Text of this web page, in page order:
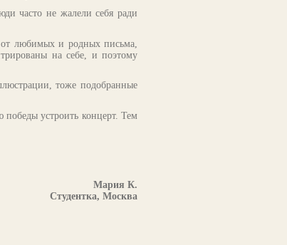
часто не жалели себя ради
от любимых и родных письма,
на себе, и поэтому
тоже подобранные
устроить концерт. Тем
Мария К.
Студентка, Москва